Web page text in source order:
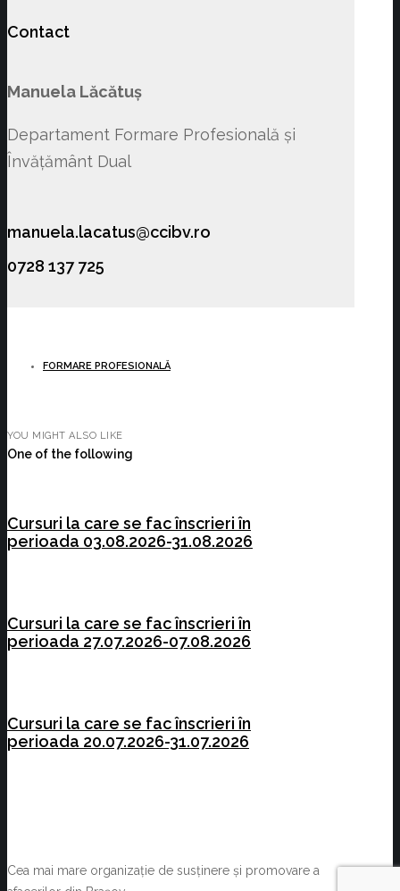
Contact
Manuela Lăcătuș
Departament Formare Profesională și
Învățământ Dual
manuela.lacatus@ccibv.ro
0728 137 725
FORMARE PROFESIONALĂ
YOU MIGHT ALSO LIKE
One of the following
Cursuri la care se fac înscrieri în
perioada 03.08.2026-31.08.2026
Cursuri la care se fac înscrieri în
perioada 27.07.2026-07.08.2026
Cursuri la care se fac înscrieri în
perioada 20.07.2026-31.07.2026
Cea mai mare organizație de susținere și promovare a